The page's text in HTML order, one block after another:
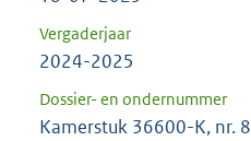
Vergaderjaar
2024-2025
Dossier- en ondernummer
Kamerstuk 36600-K, nr. 8